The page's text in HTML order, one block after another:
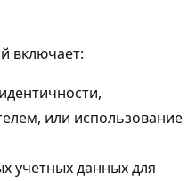
включает:
или использование
учетных данных для